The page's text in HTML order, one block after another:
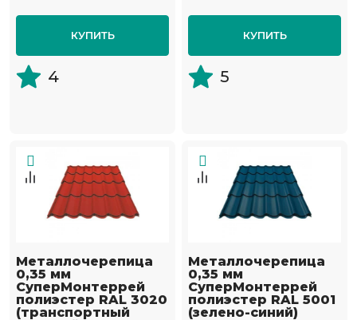
КУПИТЬ
4
КУПИТЬ
5
Металлочерепица
0,35 мм
СуперМонтеррей
полиэстер RAL 3020
(транспортный
Металлочерепица
0,35 мм
СуперМонтеррей
полиэстер RAL 5001
(зелено-синий)